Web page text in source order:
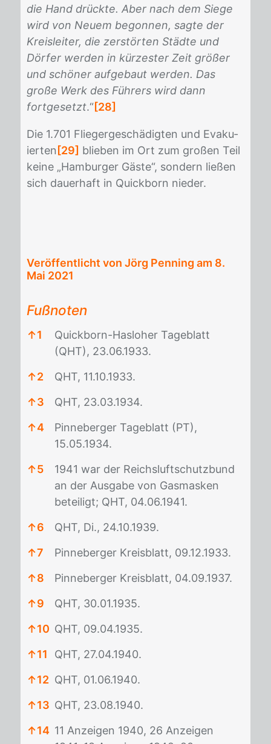
die Hand drückte. Aber nach dem Siege
wird von Neuem begonnen, sagte der
Kreisleiter, die zerstörten Städte und
Dörfer werden in kürzester Zeit größer
und schöner aufgebaut werden. Das
große Werk des Führers wird dann
fortgesetzt.“[28]
Die 1.701 Flie­ger­ge­schä­dig­ten und Eva­ku­
ier­ten [29] blie­ben im Ort zum gro­ßen Teil
kei­ne „Ham­bur­ger Gäs­te“, son­dern lie­ßen
sich dau­er­haft in Quick­born nie­der.
Veröffentlicht von Jörg Penning am 8.
Mai 2021
Fußnoten
↑1
Quickborn-Hasloher Tageblatt
(QHT), 23.06.1933.
↑2
QHT, 11.10.1933.
↑3
QHT, 23.03.1934.
↑4
Pinneberger Tageblatt (PT),
15.05.1934.
↑5
1941 war der Reichsluftschutzbund
an der Ausgabe von Gasmasken
beteiligt; QHT, 04.06.1941.
↑6
QHT, Di., 24.10.1939.
↑7
Pinneberger Kreisblatt, 09.12.1933.
↑8
Pinneberger Kreisblatt, 04.09.1937.
↑9
QHT, 30.01.1935.
↑10 QHT, 09.04.1935.
↑11
QHT, 27.04.1940.
↑12 QHT, 01.06.1940.
↑13 QHT, 23.08.1940.
↑14 11 Anzeigen 1940, 26 Anzeigen